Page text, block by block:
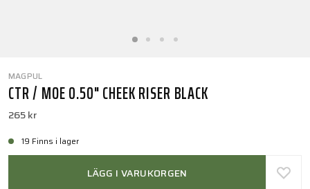
MAGPUL
CTR / MOE 0.50" CHEEK RISER BLACK
265 kr
19 Finns i lager
LÄGG I VARUKORGEN